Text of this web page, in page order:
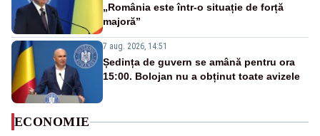
„România este într-o situație de forță
majoră”
7 aug. 2026, 14:51
Ședința de guvern se amână pentru ora
15:00. Bolojan nu a obținut toate avizele
ECONOMIE